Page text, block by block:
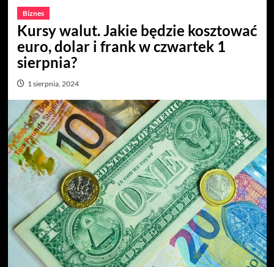
Biznes
Kursy walut. Jakie będzie kosztować
euro, dolar i frank w czwartek 1
sierpnia?
1 sierpnia, 2024